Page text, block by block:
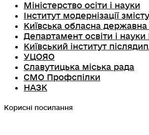
Міністерство осіти і науки
Інститут модернізації
Київська обласна державна
Департамент освіти і
Київський інститут
УЦОЯО
Славутицька міська рада
СМО Профспілки
НАЗК
Корисні посилання